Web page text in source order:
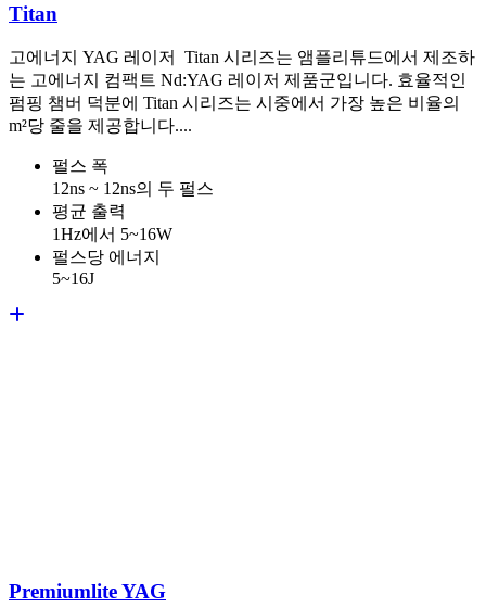
Titan
고에너지 YAG 레이저 Titan 시리즈는 앰플리튜드에서 제조하
는 고에너지 컴팩트 Nd:YAG 레이저 제품군입니다. 효율적인
펌핑 챔버 덕분에 Titan 시리즈는 시중에서 가장 높은 비율의
m²당 줄을 제공합니다....
펄스 폭
12ns ~ 12ns의 두 펄스
평균 출력
1Hz에서 5~16W
펄스당 에너지
5~16J
Premiumlite YAG